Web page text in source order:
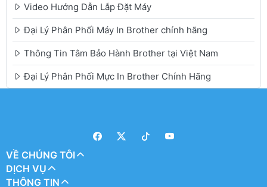
Video Hướng Dẫn Lắp Đặt Máy
Đại Lý Phân Phối Máy In Brother chính hãng
Thông Tin Tâm Bảo Hành Brother tại Việt Nam
Đại Lý Phân Phối Mực In Brother Chính Hãng
VỀ CHÚNG TÔI
DỊCH VỤ
THÔNG TIN